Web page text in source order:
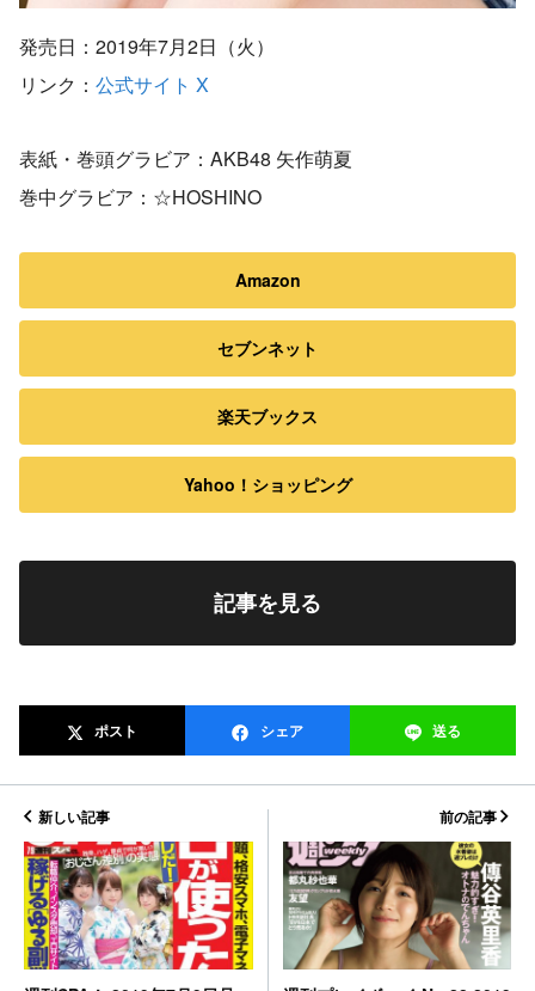
発売日：2019年7月2日（火）
リンク： 公式サイト X
表紙・巻頭グラビア：AKB48 矢作萌夏
巻中グラビア：☆HOSHINO
Amazon
セブンネット
楽天ブックス
Yahoo！ショッピング
記事を見る
ポスト シェア 送る
新しい記事 前の記事